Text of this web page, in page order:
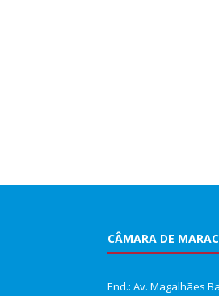
CÂMARA DE
End.: Av. Magalhães